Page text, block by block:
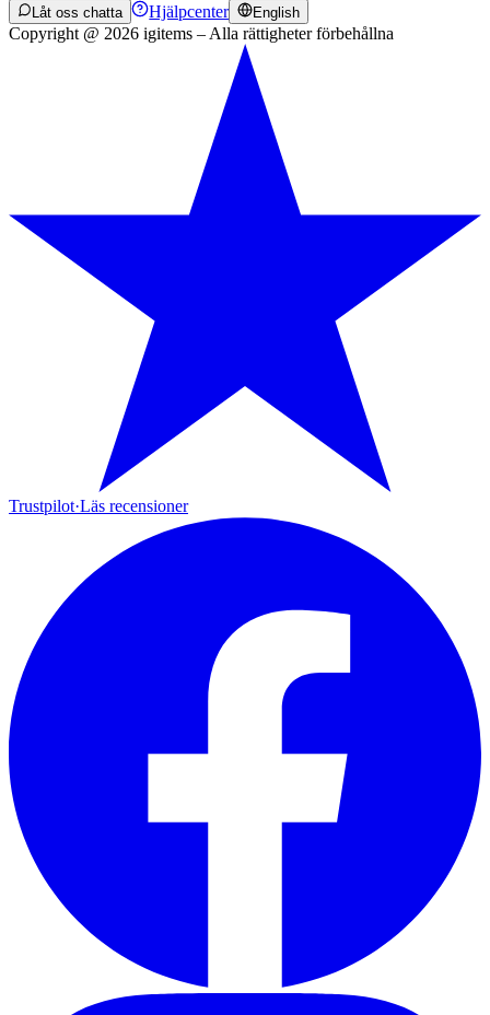
Låt oss chatta Hjälpcenter English
Copyright @ 2026 igitems – Alla rättigheter förbehållna
Trustpilot·Läs recensioner